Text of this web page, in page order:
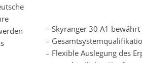
– Skyranger 30 A1
–
– Flexible Auslegung des